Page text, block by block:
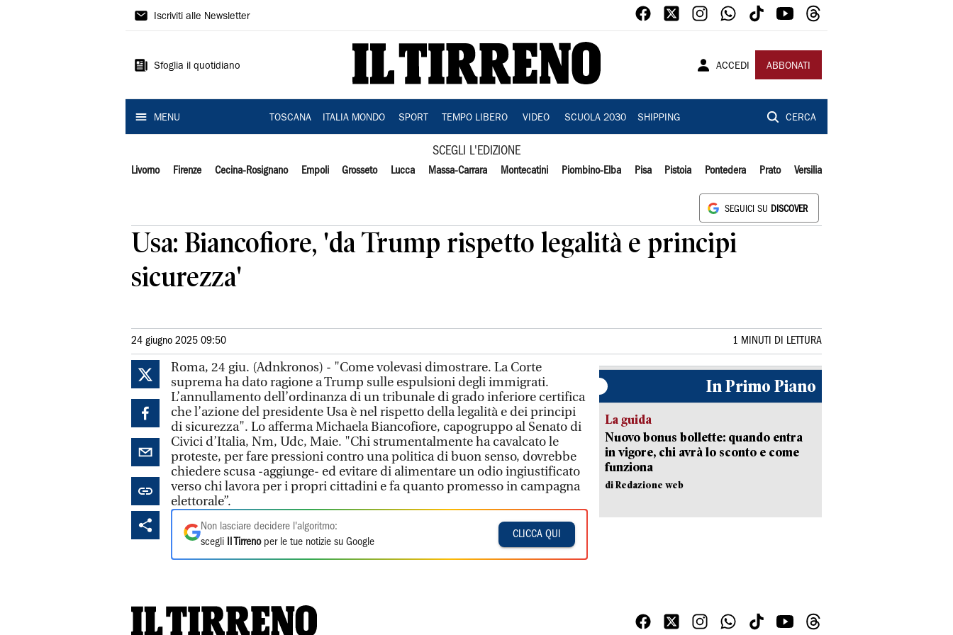
Il
Iscriviti alle Newsletter
Sfoglia il quotidiano ACCEDI ABBONATI
MENU TOSCANA ITALIA MONDO SPORT TEMPO LIBERO VIDEO SCUOLA 2030 SHIPPING CERCA
SCEGLI L'EDIZIONE
Livorno Firenze Cecina-Rosignano Empoli Grosseto Lucca Massa-Carrara Montecatini Piombino-Elba Pisa Pistoia Pontedera Prato Versilia
SEGUICI SU DISCOVER
Usa: Biancofiore, 'da Trump rispetto legalità e principi
sicurezza'
24 giugno 2025 09:50 1 MINUTI DI LETTURA
Roma, 24 giu. (Adnkronos) - "Come volevasi dimostrare. La Corte
suprema ha dato ragione a Trump sulle espulsioni degli immigrati.
L’annullamento dell’ordinanza di un tribunale di grado inferiore certifica
che l’azione del presidente Usa è nel rispetto della legalità e dei principi
di sicurezza". Lo afferma Michaela Biancofiore, capogruppo al Senato di
Civici d’Italia, Nm, Udc, Maie. "Chi strumentalmente ha cavalcato le
proteste, per fare pressioni contro una politica di buon senso, dovrebbe
chiedere scusa -aggiunge- ed evitare di alimentare un odio ingiustificato
verso chi lavora per i propri cittadini e fa quanto promesso in campagna
elettorale”.
Non lasciare decidere l'algoritmo:
scegli
Il Tirrenoper le tue notizie su Google
CLICCA QUI
In Primo Piano
La guida
Nuovo bonus bollette: quando entra
in vigore, chi avrà lo sconto e come
funziona
di Redazione web